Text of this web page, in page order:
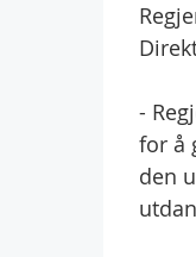
-
for å
den